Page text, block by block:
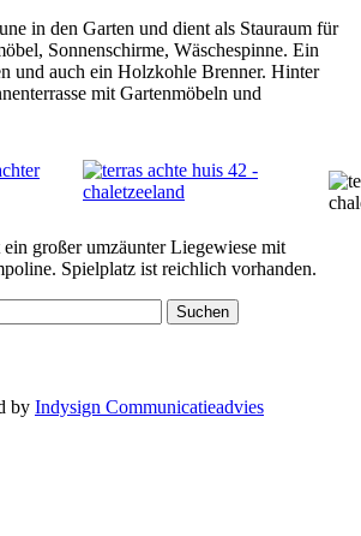
in den Garten und dient als Stauraum für
Sonnenschirme, Wäschespinne. Ein
und auch ein Holzkohle Brenner. Hinter
mit Gartenmöbeln und
großer umzäunter Liegewiese mit
Spielplatz ist reichlich vorhanden.
by Indysign Communicatieadvies